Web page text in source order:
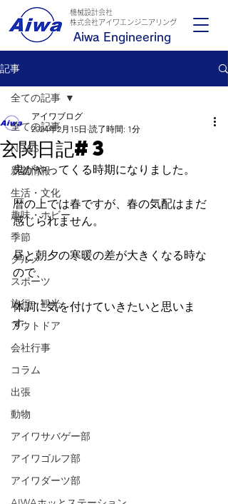
Aiwa Engineering
機械設計会社
​株式会社アイワエンジニアリング
記事
全ての記事
NEWS
新着情報
生活・文化
趣味・ホビー
季節
グルメ
スポーツ
旅行・観光
アウトドア
会社行事
コラム
出張
動物
アイワサバゲー部
アイワゴルフ部
アイワダーツ部
全ての記事
玄関日記#3
アイワブログ
2024年2月15日 読了時間: 1分
鬼がやってくる時期になりました。
暦の上では春ですが、春の気配はまだ
感じられません。
昼と朝夕の寒暖の差が大きくなる時な
ので、
体調に気を付けていきたいと思いま
す。